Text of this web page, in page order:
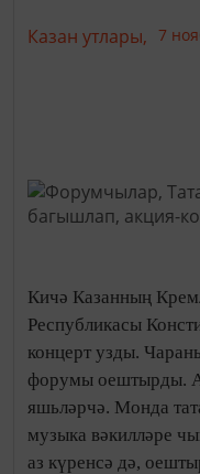
Казан утлары, 7
Кичә Казанның
Республикасы
концерт узды.
форумы оештырды.
яшьләрчә. Монда
музыка вәкилләре
аз күренсә дә,